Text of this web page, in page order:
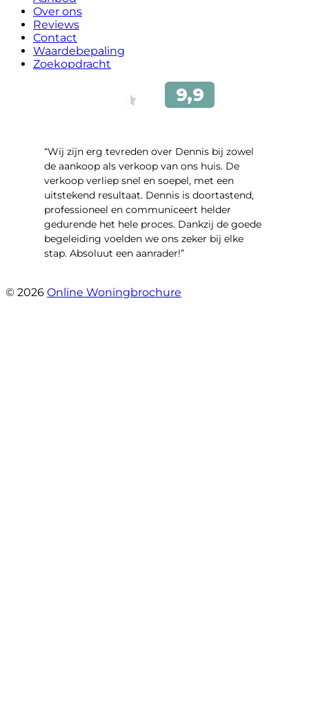
Over ons
Reviews
Contact
Waardebepaling
Zoekopdracht
“Wij zijn erg tevreden over Dennis bij zowel
de aankoop als verkoop van ons huis. De
verkoop verliep snel en soepel, met een
uitstekend resultaat. Dennis is doortastend,
professioneel en communiceert helder
gedurende het hele proces. Dankzij de goede
begeleiding voelden we ons zeker bij elke
stap. Absoluut een aanrader!”
© 2026 Online Woningbrochure